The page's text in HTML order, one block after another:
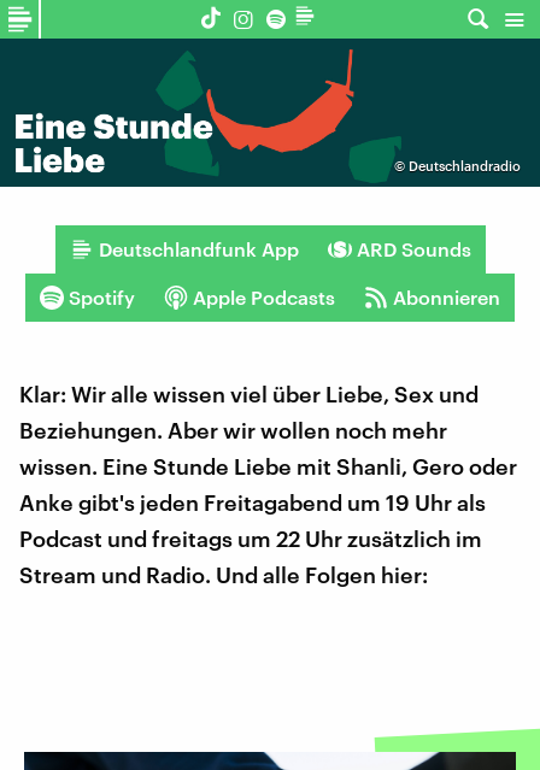
© Deutschlandradio
Deutschlandfunk App ARD Sounds
Spotify Apple Podcasts Abonnieren
Klar: Wir alle wissen viel über Liebe, Sex und
Beziehungen. Aber wir wollen noch mehr
wissen. Eine Stunde Liebe mit Shanli, Gero oder
Anke gibt's jeden Freitagabend um 19 Uhr als
Podcast und freitags um 22 Uhr zusätzlich im
Stream und Radio. Und alle Folgen hier: